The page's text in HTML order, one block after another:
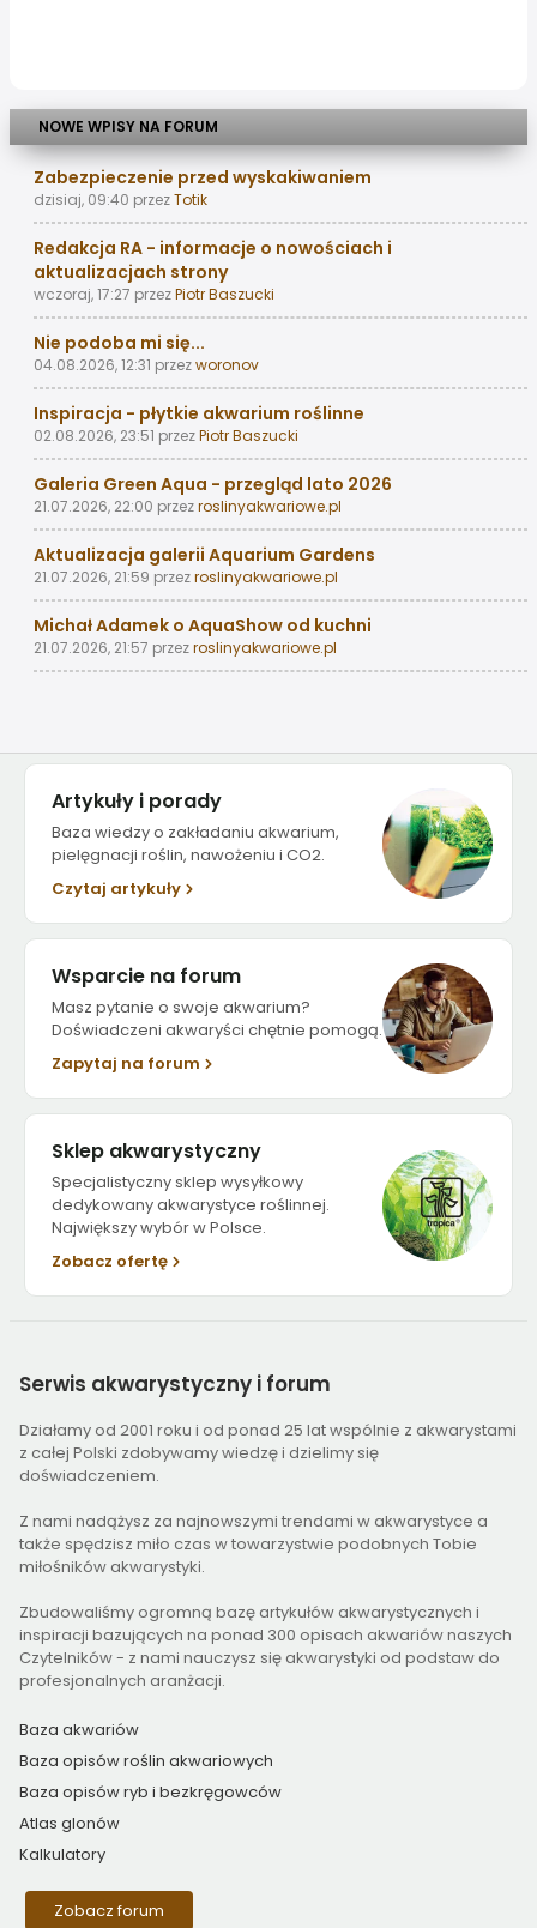
NOWE WPISY NA FORUM
Zabezpieczenie przed wyskakiwaniem
dzisiaj, 09:40 przezTotik
Redakcja RA - informacje o nowościach i
aktualizacjach strony
wczoraj, 17:27 przezPiotr Baszucki
Nie podoba mi się...
04.08.2026, 12:31 przezworonov
Inspiracja - płytkie akwarium roślinne
02.08.2026, 23:51 przezPiotr Baszucki
Galeria Green Aqua - przegląd lato 2026
21.07.2026, 22:00 przezroslinyakwariowe.pl
Aktualizacja galerii Aquarium Gardens
21.07.2026, 21:59 przezroslinyakwariowe.pl
Michał Adamek o AquaShow od kuchni
21.07.2026, 21:57 przezroslinyakwariowe.pl
Artykuły i porady
Baza wiedzy o zakładaniu akwarium,
pielęgnacji roślin, nawożeniu i CO2.
Czytaj artykuły
Wsparcie na forum
Masz pytanie o swoje akwarium?
Doświadczeni akwaryści chętnie pomogą.
Zapytaj na forum
Sklep akwarystyczny
Specjalistyczny sklep wysyłkowy
dedykowany akwarystyce roślinnej.
Największy wybór w Polsce.
Zobacz ofertę
Serwis akwarystyczny i forum
Działamy od 2001 roku i od ponad 25 lat wspólnie z akwarystami
z całej Polski zdobywamy wiedzę i dzielimy się
doświadczeniem.
Z nami nadążysz za najnowszymi trendami w akwarystyce a
także spędzisz miło czas w towarzystwie podobnych Tobie
miłośników akwarystyki.
Zbudowaliśmy ogromną bazę artykułów akwarystycznych i
inspiracji bazujących na ponad 300 opisach akwariów naszych
Czytelników - z nami nauczysz się akwarystyki od podstaw do
profesjonalnych aranżacji.
Baza akwariów
Baza opisów roślin akwariowych
Baza opisów ryb i bezkręgowców
Atlas glonów
Kalkulatory
Zobacz forum